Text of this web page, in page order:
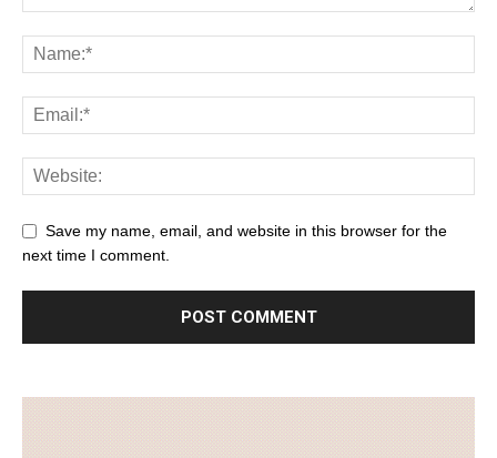
Save my name, email, and website in this browser for the
next time I comment.